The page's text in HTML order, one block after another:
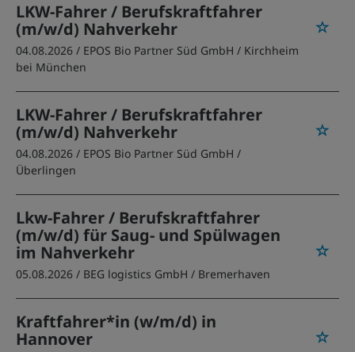
LKW-Fahrer / Berufskraftfahrer
(m/w/d) Nahverkehr
04.08.2026 / EPOS Bio Partner Süd GmbH / Kirchheim
bei München
LKW-Fahrer / Berufskraftfahrer
(m/w/d) Nahverkehr
04.08.2026 / EPOS Bio Partner Süd GmbH /
Überlingen
Lkw-Fahrer / Berufskraftfahrer
(m/w/d) für Saug- und Spülwagen
im Nahverkehr
05.08.2026 / BEG logistics GmbH / Bremerhaven
Kraftfahrer*in (w/m/d) in
Hannover